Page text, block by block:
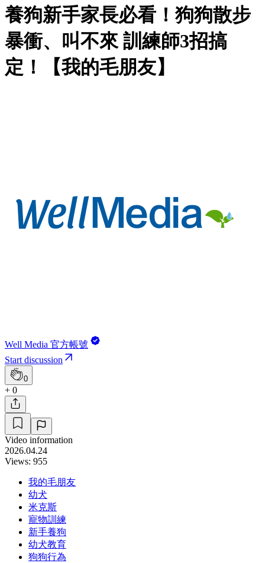
養狗新手家長必看！狗狗散步
暴衝、叫不來 訓練師3招搞
定！【我的毛朋友】
Well Media 官方帳號
Start discussion
0
+ 0
Video information
2026.04.24
Views: 955
我的毛朋友
幼犬
米克斯
寵物訓練
新手養狗
幼犬教育
狗狗行為